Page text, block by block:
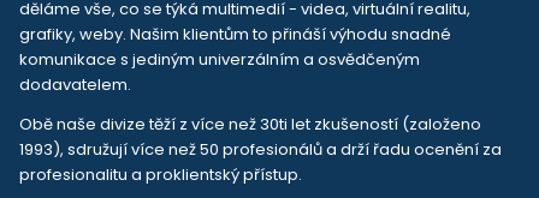
děláme vše, co se týká multimedií - videa, virtuální realitu,
grafiky, weby. Našim klientům to přináší výhodu snadné
komunikace s jediným univerzálním a osvědčeným
dodavatelem.
Obě naše divize těží z více než 30ti let zkušeností (založeno
1993), sdružují více než 50 profesionálů a drží řadu ocenění za
profesionalitu a proklientský přístup.